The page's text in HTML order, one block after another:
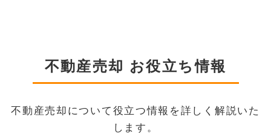
不動産売却 お役立ち情報
不動産売却について役立つ情報を詳しく解説いた
します。